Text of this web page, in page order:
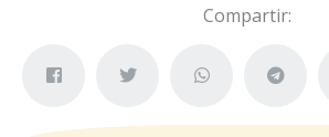
Compartir: